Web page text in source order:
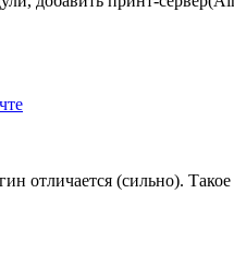
отличается (сильно).